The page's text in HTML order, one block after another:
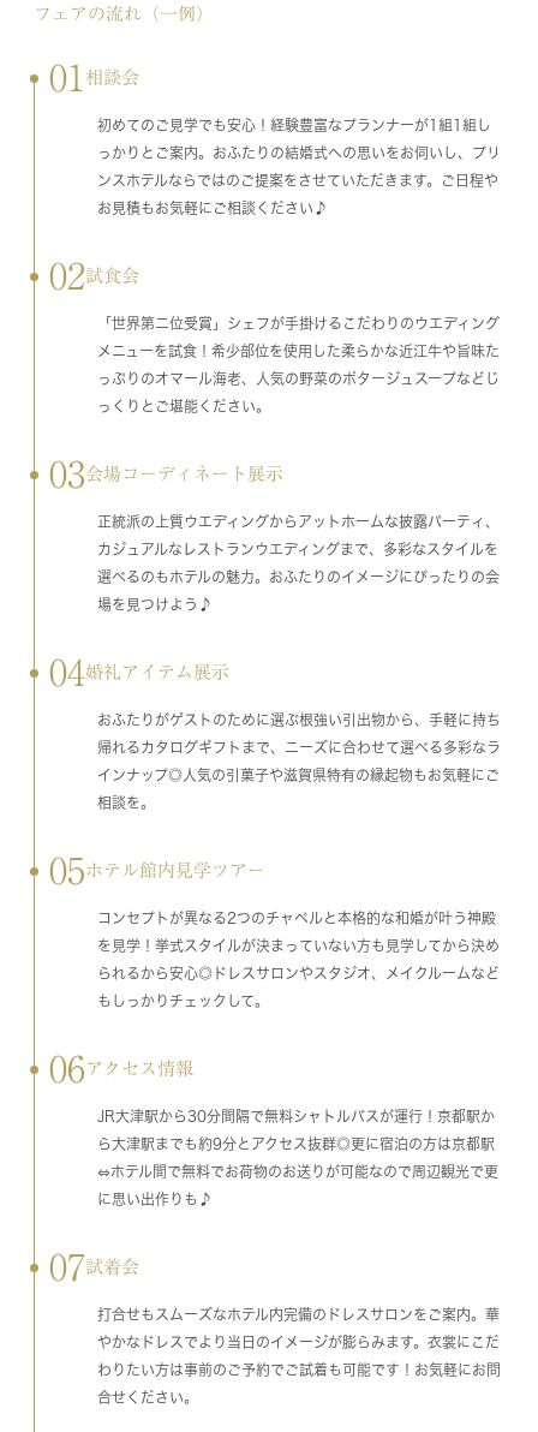
フェアの流れ（一例）
01 相談会
初めてのご見学でも安心！経験豊富なプランナーが1組1組し
っかりとご案内。おふたりの結婚式への思いをお伺いし、プリ
ンスホテルならではのご提案をさせていただきます。ご日程や
お見積もお気軽にご相談ください♪
02試食会
「世界第二位受賞」シェフが手掛けるこだわりのウエディング
メニューを試食！希少部位を使用した柔らかな近江牛や旨味た
っぷりのオマール海老、人気の野菜のポタージュスープなどじ
っくりとご堪能ください。
03会場コーディネート展示
正統派の上質ウエディングからアットホームな披露パーティ、
カジュアルなレストランウエディングまで、多彩なスタイルを
選べるのもホテルの魅力。おふたりのイメージにぴったりの会
場を見つけよう♪
04婚礼アイテム展示
おふたりがゲストのために選ぶ根強い引出物から、手軽に持ち
帰れるカタログギフトまで、ニーズに合わせて選べる多彩なラ
インナップ◎人気の引菓子や滋賀県特有の縁起物もお気軽にご
相談を。
05 ホテル館内見学ツアー
コンセプトが異なる2つのチャペルと本格的な和婚が叶う神殿
を見学！挙式スタイルが決まっていない方も見学してから決め
られるから安心◎ドレスサロンやスタジオ、メイクルームなど
もしっかりチェックして。
06 アクセス情報
JR大津駅から30分間隔で無料シャトルバスが運行！京都駅か
ら大津駅までも約9分とアクセス抜群◎更に宿泊の方は京都駅
⇔ホテル間で無料でお荷物のお送りが可能なので周辺観光で更
に思い出作りも♪
07試着会
打合せもスムーズなホテル内完備のドレスサロンをご案内。華
やかなドレスでより当日のイメージが膨らみます。衣裳にこだ
わりたい方は事前のご予約でご試着も可能です！お気軽にお問
合せください。